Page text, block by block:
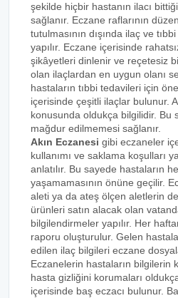
şekilde hiçbir hastanın ilacı
sağlanır. Eczane raflarının
tutulmasının dışında ilaç ve
yapılır. Eczane içerisinde
şikâyetleri dinlenir ve reçetesiz
olan ilaçlardan en uygun olanı
hastaların tıbbi tedavileri için
içerisinde çeşitli ilaçlar bulunur.
konusunda oldukça bilgilidir. Bu
mağdur edilmemesi sağlanır.
Akın Eczanesi gibi eczaneler
kullanımı ve saklama koşulları
anlatılır. Bu sayede hastaların
yaşamamasının önüne geçilir.
aleti ya da ateş ölçen aletlerin de
ürünleri satın alacak olan
bilgilendirmeler yapılır. Her
raporu oluşturulur. Gelen
edilen ilaç bilgileri eczane
Eczanelerin hastaların bilgilerin
hasta gizliğini korumaları
içerisinde baş eczacı bulunur.